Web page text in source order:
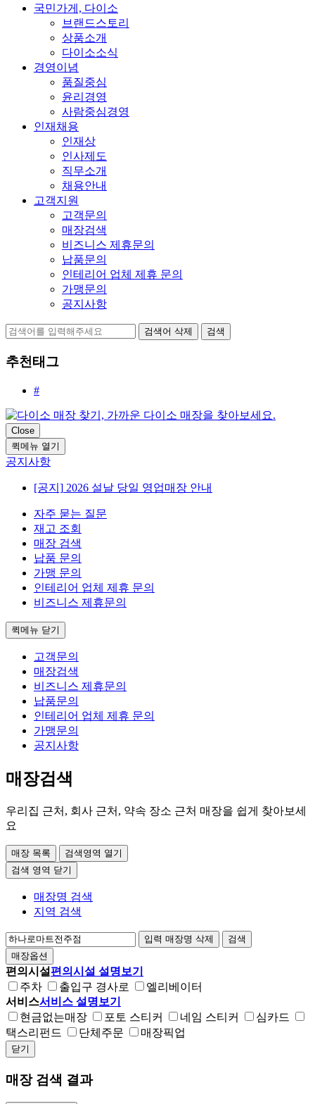
국민가게, 다이소
브랜드스토리
상품소개
다이소소식
경영이념
품질중심
윤리경영
사람중심경영
인재채용
인재상
인사제도
직무소개
채용안내
고객지원
고객문의
매장검색
비즈니스 제휴문의
납품문의
인테리어 업체 제휴 문의
가맹문의
공지사항
검색어 삭제 검색
추천태그
#
Close
퀵메뉴 열기
공지사항
[공지] 2026 설날 당일 영업매장 안내
자주 묻는 질문
재고 조회
매장 검색
납품 문의
가맹 문의
인테리어 업체 제휴 문의
비즈니스 제휴문의
퀵메뉴 닫기
고객문의
매장검색
비즈니스 제휴문의
납품문의
인테리어 업체 제휴 문의
가맹문의
공지사항
매장검색
우리집 근처, 회사 근처, 약속 장소 근처 매장을 쉽게 찾아보세
요
매장 목록
검색영역 열기
검색 영역 닫기
매장명 검색
지역 검색
입력 매장명 삭제
검색
매장옵션
편의시설편의시설 설명보기
주차
출입구 경사로
엘리베이터
서비스서비스 설명보기
현금없는매장
포토 스티커 네임 스티커
심카드
택스리펀드
단체주문 매장픽업
닫기
매장 검색 결과